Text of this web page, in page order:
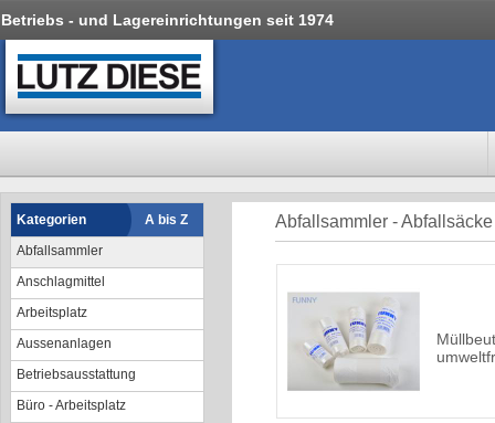
Betriebs - und Lagereinrichtungen seit 1974
Kategorien
A bis Z
Abfallsammler
Anschlagmittel
Arbeitsplatz
Aussenanlagen
Betriebsausstattung
Büro - Arbeitsplatz
Abfallsammler - Abfallsäcke